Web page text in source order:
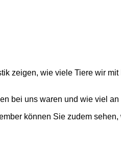
zeigen, wie viele Tiere wir
bei uns waren und wie viel
können Sie zudem